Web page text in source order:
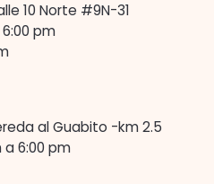
10 Norte #9N-31
pm
al Guabito -km 2.5
a 6:00 pm